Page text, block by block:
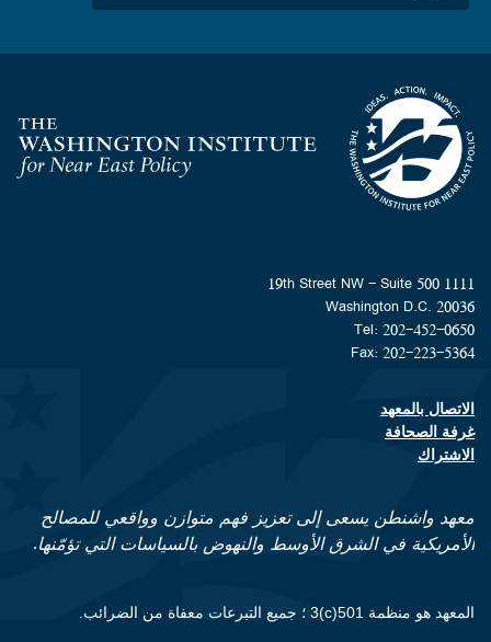
Homepage
1111 19th Street NW - Suite 500
Washington D.C. 20036
Tel: 202-452-0650
Fax: 202-223-5364
Footer contact links
الاتصال بالمعهد
غرفة الصحافة
الاشتراك
معهد واشنطن يسعى إلى تعزيز فهم متوازن وواقعي للمصالح
الأمريكية في الشرق الأوسط والنهوض بالسياسات التي تؤمّنها.
المعهد هو منظمة 501(c)3 ؛ جميع التبرعات معفاة من الضرائب.